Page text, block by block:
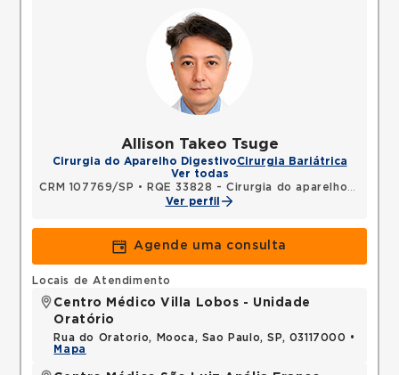
Allison Takeo Tsuge
Cirurgia do Aparelho DigestivoCirurgia Bariátrica
Ver todas
CRM 107769/SP •
RQE 33828 - Cirurgia do aparelho digestivo
Ver perfil
Agende uma consulta
Locais de Atendimento
Centro Médico Villa Lobos - Unidade
Oratório
Rua do Oratorio, Mooca, Sao Paulo, SP, 03117000 •
Mapa